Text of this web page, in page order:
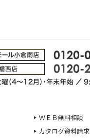
ＷＥＢ無料相談
カタログ資料請求